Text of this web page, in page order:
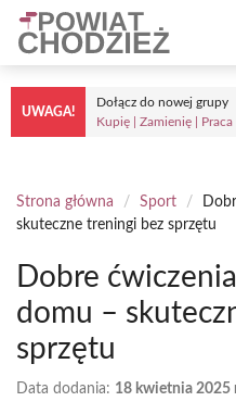
Przejdź
treści
UWAGA!
Dołącz do nowej grupy
Kupię | Zamienię | Praca
Strona główna / Sport /
skuteczne treningi bez sprzętu
Dobre
domu –
sprzętu
Data dodania: 18 kwietnia 2025